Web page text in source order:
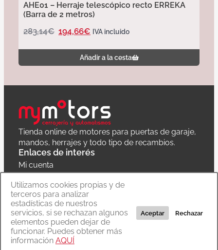
AHE01 – Herraje telescópico recto ERREKA
(Barra de 2 metros)
283,14€ 194,66€ IVA incluido
Añadir a la cesta
Tienda online de motores para puertas de garaje,
mandos, herrajes y todo tipo de recambios.
Enlaces de interés
Mi cuenta
Política de privacidad
Carrito
Copyright © 2020 MyMoTors cerrajería y automatismos
Diseño web:The Concept
Utilizamos cookies propias y de
terceros para analizar
estadísticas de nuestros
servicios, si se rechazan algunos
elementos pueden dejar de
funcionar. Puedes obtener más
información AQUÍ
Aceptar Rechazar